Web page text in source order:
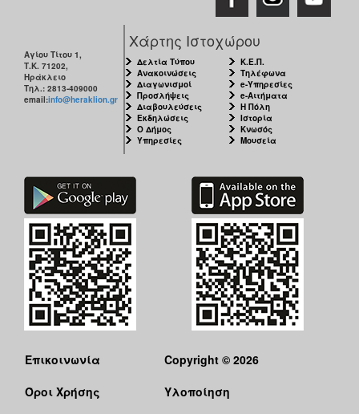
Αγίου Τίτου 1,
Τ.Κ. 71202,
Ηράκλειο
Τηλ.: 2813-409000
email:info@heraklion.gr
Χάρτης Ιστοχώρου
Δελτία Τύπου
Ανακοινώσεις
Διαγωνισμοί
Προσλήψεις
Διαβουλεύσεις
Εκδηλώσεις
Ο Δήμος
Υπηρεσίες
Κ.Ε.Π.
Τηλέφωνα
e-Υπηρεσίες
e-Αιτήματα
Η Πόλη
Ιστορία
Κνωσός
Μουσεία
Επικοινωνία
Όροι Χρήσης
Copyright © 2026
Υλοποίηση